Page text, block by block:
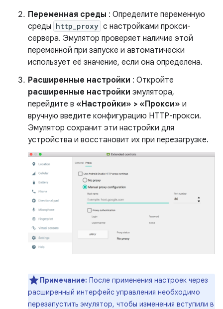
Переменная среды : Определите переменную
среды http_proxy с настройками прокси-
сервера. Эмулятор проверяет наличие этой
переменной при запуске и автоматически
использует её значение, если она определена.
Расширенные настройки : Откройте
расширенные настройки эмулятора,
перейдите в «Настройки» > «Прокси» и
вручную введите конфигурацию HTTP-прокси.
Эмулятор сохранит эти настройки для
устройства и восстановит их при перезагрузке.
Примечание: После применения настроек через
расширенный интерфейс управления необходимо
перезапустить эмулятор, чтобы изменения вступили в